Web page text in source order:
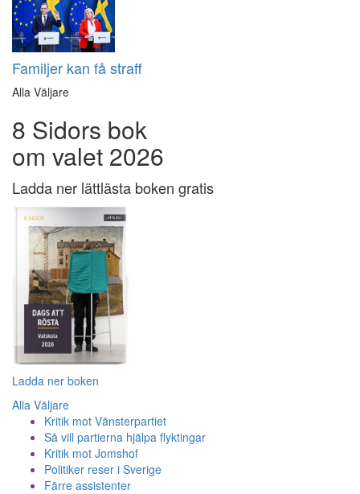
Familjer kan få straff
Alla Väljare
8 Sidors bok
om valet 2026
Ladda ner lättlästa boken gratis
Ladda ner boken
Alla Väljare
Kritik mot Vänsterpartiet
Så vill partierna hjälpa flyktingar
Kritik mot Jomshof
Politiker reser i Sverige
Färre assistenter